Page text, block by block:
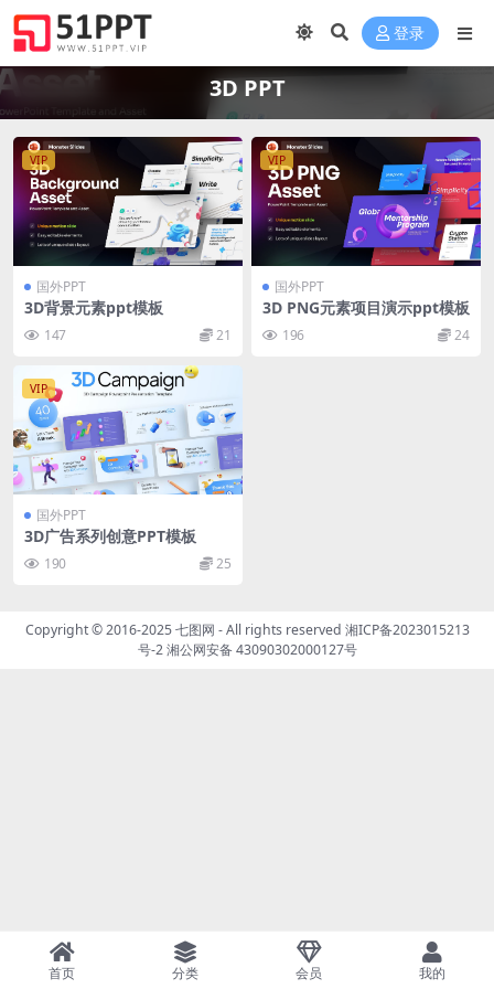
登录
3D PPT
VIP
国外PPT
3D背景元素ppt模板
147 21
VIP
国外PPT
3D PNG元素项目演示ppt模板
196 24
VIP
国外PPT
3D广告系列创意PPT模板
190 25
Copyright © 2016-2025七图网 - All rights reserved 湘ICP备2023015213
号-2湘公网安备 43090302000127号
首页 分类 会员 我的